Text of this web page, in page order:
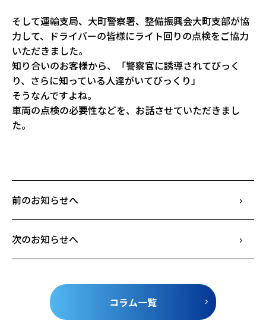
そして運輸支局、大町警察署、整備振興会大町支部が協
力して、ドライバーの皆様にライト回りの点検をご協力
いただきました。
知り合いのお客様から、「警察官に誘導されてびっく
り、さらに知っている人達がいてびっくり」
そうなんですよね。
車両の点検の必要性などを、お話させていただきまし
た。
前のお知らせへ
次のお知らせへ
コラム一覧